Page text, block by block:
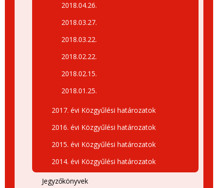
2018.04.26.
2018.03.27.
2018.03.22.
2018.02.22.
2018.02.15.
2018.01.25.
2017. évi Közgyűlési határozatok
2016. évi Közgyűlési határozatok
2015. évi Közgyűlési határozatok
2014. évi Közgyűlési határozatok
Jegyzőkönyvek